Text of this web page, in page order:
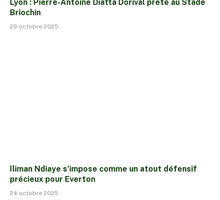
Lyon : Pierre-Antoine Diatta Dorival prêté au Stade
Briochin
29 octobre 2025
Iliman Ndiaye s’impose comme un atout défensif
précieux pour Everton
24 octobre 2025